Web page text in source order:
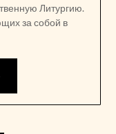
Литургию.
за собой в